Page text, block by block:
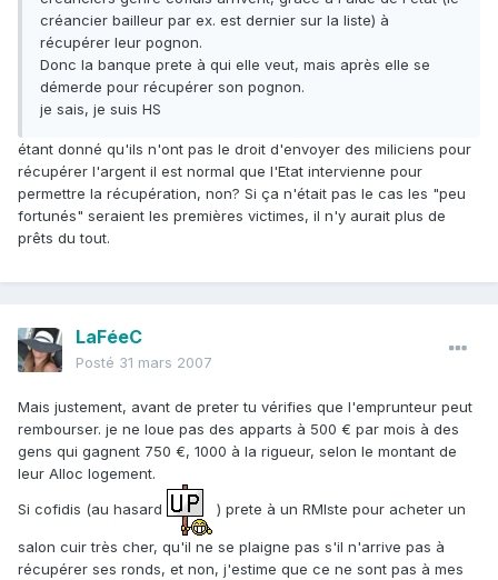
créancier bailleur par ex. est dernier sur la liste) à
récupérer leur pognon.
Donc la banque prete à qui elle veut, mais après elle se
démerde pour récupérer son pognon.
je sais, je suis HS
étant donné qu'ils n'ont pas le droit d'envoyer des miliciens pour
récupérer l'argent il est normal que l'Etat intervienne pour
permettre la récupération, non? Si ça n'était pas le cas les "peu
fortunés" seraient les premières victimes, il n'y aurait plus de
prêts du tout.
LaFéeC
Posté 31 mars 2007
Mais justement, avant de preter tu vérifies que l'emprunteur peut
rembourser. je ne loue pas des apparts à 500 € par mois à des
gens qui gagnent 750 €, 1000 à la rigueur, selon le montant de
leur Alloc logement.
Si cofidis (au hasard
) prete à un RMIste pour acheter un
salon cuir très cher, qu'il ne se plaigne pas s'il n'arrive pas à
récupérer ses ronds, et non, j'estime que ce ne sont pas à mes